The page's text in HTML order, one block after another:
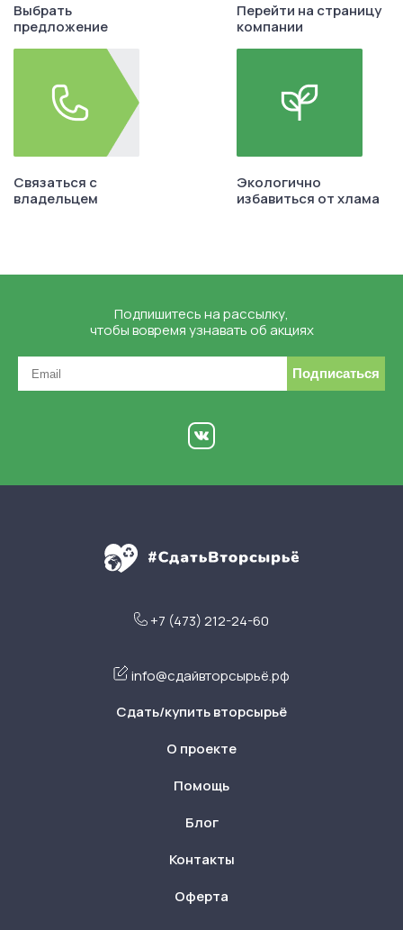
Выбрать
предложение
Перейти на страницу
компании
Связаться с
владельцем
Экологично
избавиться от хлама
Подпишитесь на рассылку,
чтобы вовремя узнавать об акциях
Подписаться
+7 (473) 212-24-60
info@сдайвторсырьё.рф
Сдать/купить вторсырьё
О проекте
Помощь
Блог
Контакты
Оферта